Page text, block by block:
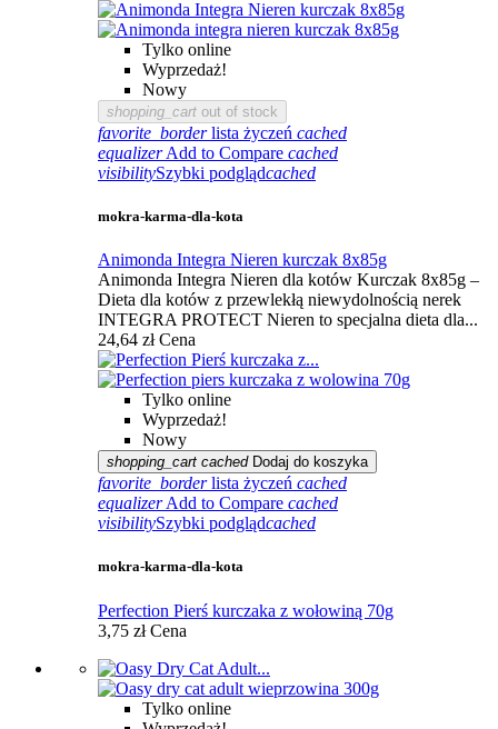
Tylko online
Wyprzedaż!
Nowy
shopping_cart out of stock
favorite_border lista życzeń cached
equalizer Add to Compare cached
visibilitySzybki podglądcached
mokra-karma-dla-kota
Animonda Integra Nieren kurczak 8x85g
Animonda Integra Nieren dla kotów Kurczak 8x85g –
Dieta dla kotów z przewlekłą niewydolnością nerek
INTEGRA PROTECT Nieren to specjalna dieta dla...
24,64 zł Cena
Tylko online
Wyprzedaż!
Nowy
shopping_cart cached Dodaj do koszyka
favorite_border lista życzeń cached
equalizer Add to Compare cached
visibilitySzybki podglądcached
mokra-karma-dla-kota
Perfection Pierś kurczaka z wołowiną 70g
3,75 zł Cena
Tylko online